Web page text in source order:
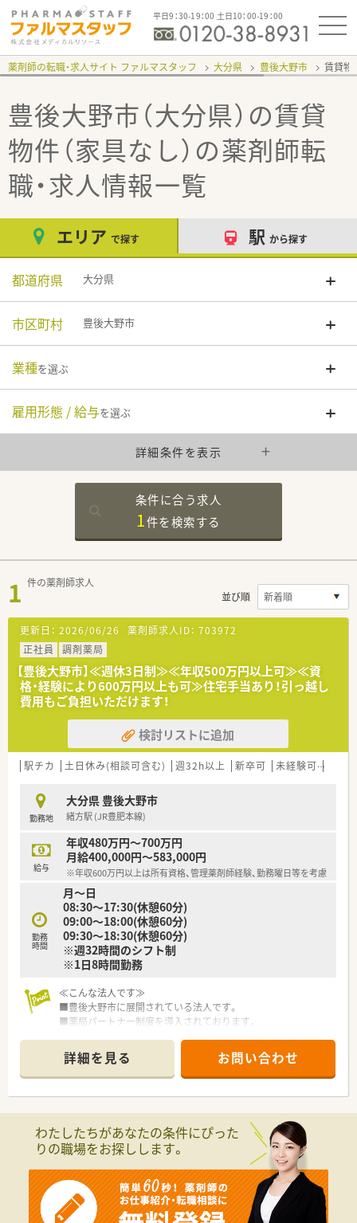
平日9：30-19：00 土日10：00-19：00
薬剤師の転職・求人サイト ファルマスタッフ 大分県 豊後大野市 賃貸物
豊後大野市（大分県）の賃貸
物件（家具なし） の薬剤師転
職・求人情報一覧
エリア で探す 駅 から探す
都道府県 大分県
市区町村 豊後大野市
業種を選ぶ
雇用形態 / 給与を選ぶ
詳細条件を表示
条件に合う求人
1件を検索する
1 件の薬剤師求人
並び順
更新日： 2026/06/26 薬剤師求人ID： 703972
正社員
調剤薬局
【豊後大野市】≪週休3日制≫≪年収500万円以上可≫≪資
格・経験により600万円以上も可≫住宅手当あり！引っ越し
費用もご負担いただけます！
検討リストに追加
駅チカ 土日休み(相談可含む) 週32h以上 新卒可 未経験可
勤務地
大分県 豊後大野市
緒方駅 (JR豊肥本線)
給与
年収480万円～700万円
月給400,000円～583,000円
※年収600万円以上は所有資格、管理薬剤師経験、勤務曜日等を考慮
勤務
時間
月～日
08:30～17:30(休憩60分)
09:00～18:00(休憩60分)
09:30～18:30(休憩60分)
※週32時間のシフト制
※1日8時間勤務
≪こんな法人です≫
■豊後大野市に展開されている法人です。
■薬局パートナー制度を導入されております。
■漢方販売・漢方相談をしております。
≪こんな薬局です≫
■年中無休の薬局です。
■在宅業務もございます。
■薬局パートナー制度を導入し薬剤師は薬剤業務に専念できま
す。
■漢方カフェ、認定栄養ケア・ステーションを薬局内に設置し、
詳細を見る お問い合わせ
わたしたちがあなたの条件にぴった
りの職場をお探しします。